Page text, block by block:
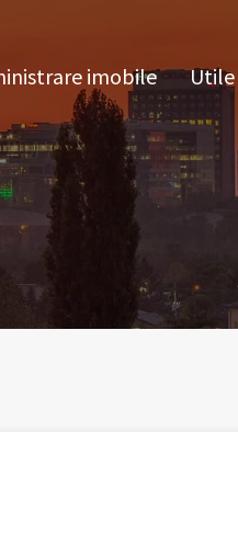
imobile Utile